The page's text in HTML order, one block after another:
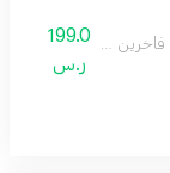
مع عود مختار
199.0
ر.س